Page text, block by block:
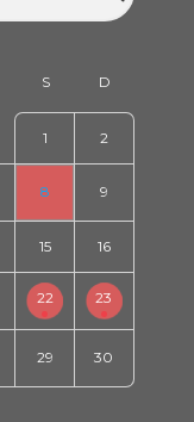
1 2
8 9
15 16
22 23
29 30